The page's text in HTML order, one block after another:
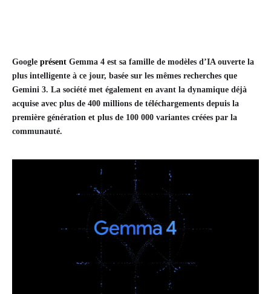
Google présent Gemma 4 est sa famille de modèles d’IA ouverte la
plus intelligente à ce jour, basée sur les mêmes recherches que
Gemini 3. La société met également en avant la dynamique déjà
acquise avec plus de 400 millions de téléchargements depuis la
première génération et plus de 100 000 variantes créées par la
communauté.